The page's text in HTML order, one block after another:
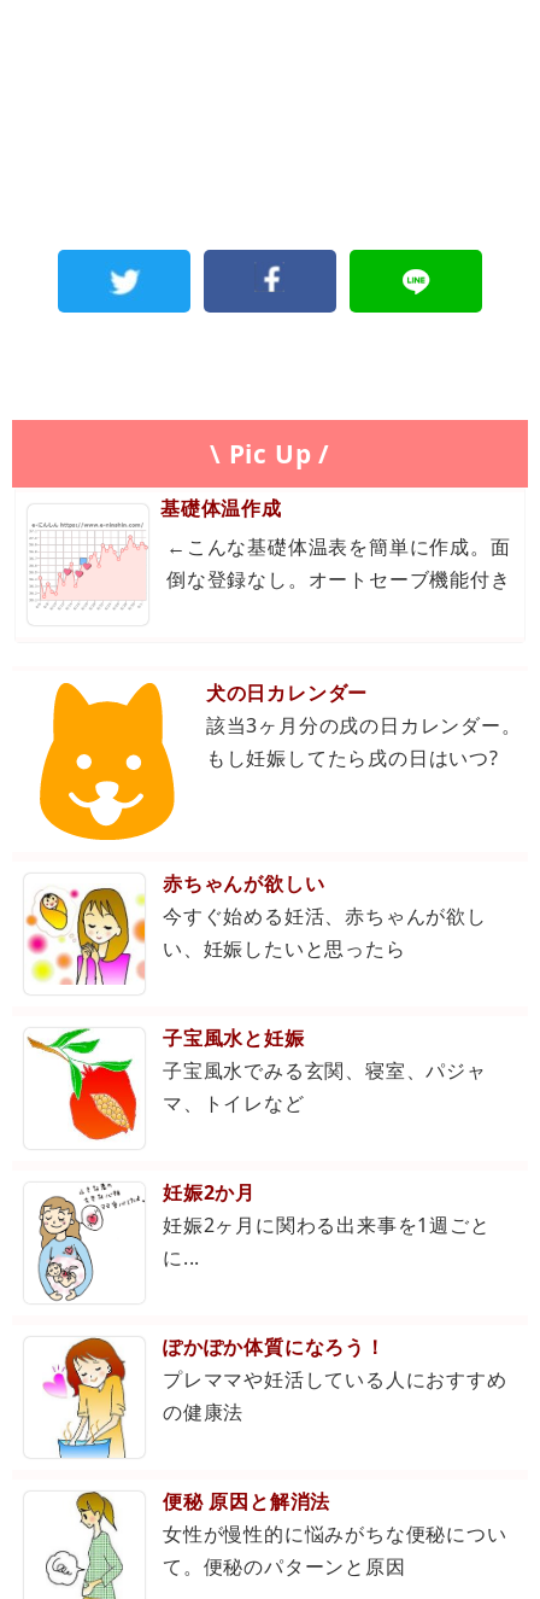
\ Pic Up /
基礎体温作成
←こんな基礎体温表を簡単に作成。面
倒な登録なし。オートセーブ機能付き
犬の日カレンダー
該当3ヶ月分の戌の日カレンダー。
もし妊娠してたら戌の日はいつ?
赤ちゃんが欲しい
今すぐ始める妊活、赤ちゃんが欲し
い、妊娠したいと思ったら
子宝風水と妊娠
子宝風水でみる玄関、寝室、パジャ
マ、トイレなど
妊娠2か月
妊娠2ヶ月に関わる出来事を1週ごと
に...
ぽかぽか体質になろう！
プレママや妊活している人におすすめ
の健康法
便秘 原因と解消法
女性が慢性的に悩みがちな便秘につい
て。便秘のパターンと原因